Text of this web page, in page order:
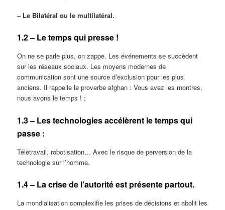
‒ Le Bilatéral ou le multilatéral.
1.2 – Le temps qui presse !
On ne se parle plus, on zappe. Les événements se succèdent
sur les réseaux sociaux. Les moyens modernes de
communication sont une source d’exclusion pour les plus
anciens. Il rappelle le proverbe afghan : Vous avez les montres,
nous avons le temps ! ;
1.3 – Les technologies accélèrent le temps qui
passe :
Télétravail, robotisation… Avec le risque de perversion de la
technologie sur l’homme.
1.4 – La crise de l’autorité est présente partout.
La mondialisation complexifie les prises de décisions et abolit les